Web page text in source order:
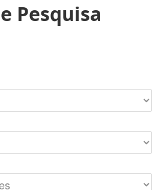
Pesquisa